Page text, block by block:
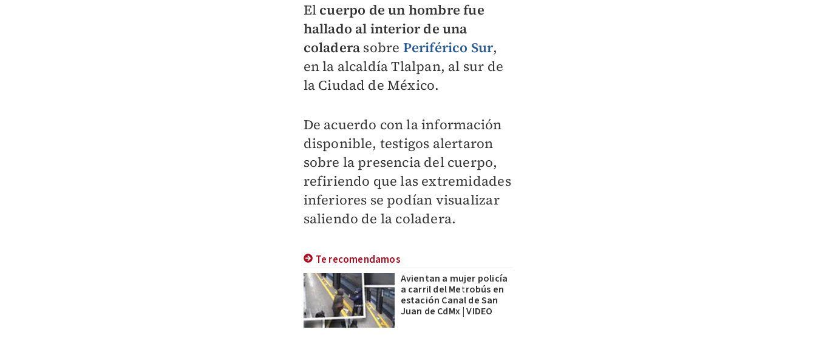
El cuerpo de un hombre fue
hallado al interior de una
coladera sobre Periférico Sur,
en la alcaldía Tlalpan, al sur de
la Ciudad de México.
De acuerdo con la información
disponible, testigos alertaron
sobre la presencia del cuerpo,
refiriendo que las extremidades
inferiores se podían visualizar
saliendo de la coladera.
Te recomendamos
Avientan a mujer policía
a carril del Metrobús en
estación Canal de San
Juan de CdMx | VIDEO